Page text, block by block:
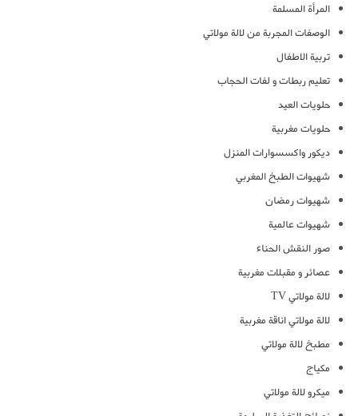
المرأة المسلمة
الوصفات المجربة من لالة مولاتي
تربية الاطفال
تعليم ربطات و لفات الحجاب
حلويات العيد
حلويات مغربية
ديكور واكسسوارات المنزل
شهيوات الطبخ المغربي
شهيوات رمضان
شهيوات عالمية
صور النقش الحناء
عصائر و مقبلات مغربية
لالة مولاتي TV
لالة مولاتي اناقة مغربية
مطبخ لالة مولاتي
مكياج
ميكرو لالة مولاتي